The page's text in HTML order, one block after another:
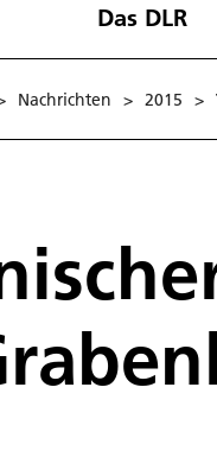
Das DLR
Nachrichten > 2015 >